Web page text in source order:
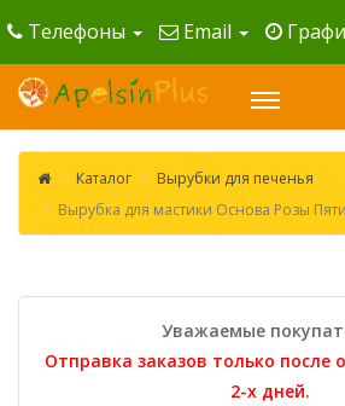
Телефоны Email
Каталог
Вырубки для печенья
Вырубка для мастики Основа Розы
Уважаемые
Отправка заказов только после
2-х дней.